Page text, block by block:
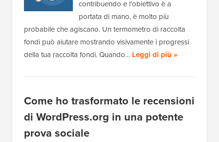
contribuendo e l'obiettivo è a
portata di mano, è molto più
probabile che agiscano. Un termometro di raccolta
fondi può aiutare mostrando visivamente i progressi
della tua raccolta fondi. Quando… Leggi di più »
Come ho trasformato le recensioni
di WordPress.org in una potente
prova sociale